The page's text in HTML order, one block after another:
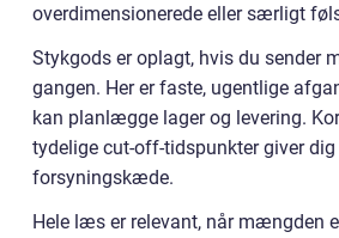
overdimensionerede eller særligt
Stykgods er oplagt, hvis du sender
gangen. Her er faste, ugentlige
kan planlægge lager og levering.
tydelige cut-off-tidspunkter giver
forsyningskæde.
Hele læs er relevant, når mængden